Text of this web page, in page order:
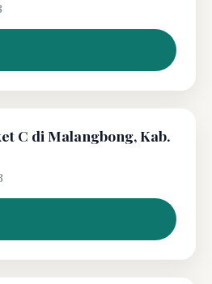
C di Malangbong, Kab.